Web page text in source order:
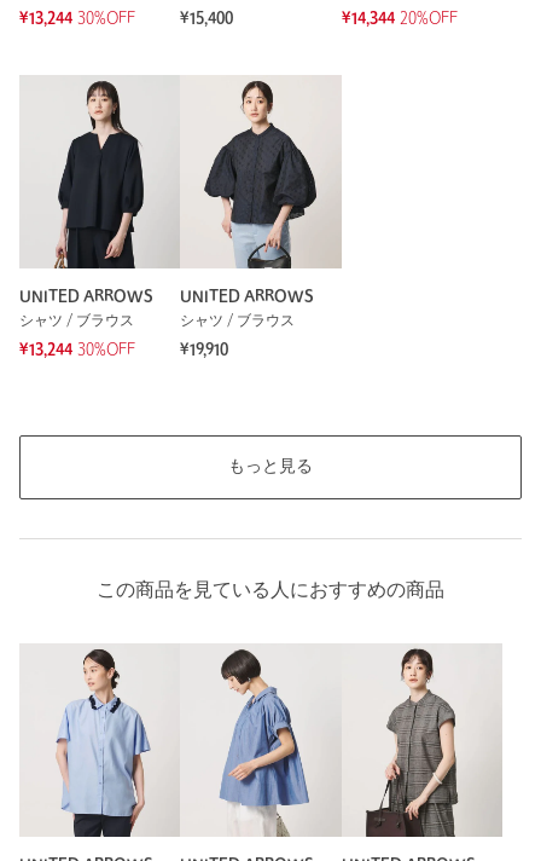
※レビューは、個人の主観による感想・体感によるもので、商品の効果や性
能を保証するものではありません。
もっと見る
¥13,244 30%OFF
¥15,400
¥14,344 20%OFF
UNITED ARROWS
シャツ / ブラウス
¥13,244 30%OFF
UNITED ARROWS
シャツ / ブラウス
¥19,910
もっと見る
この商品を見ている人におすすめの商品